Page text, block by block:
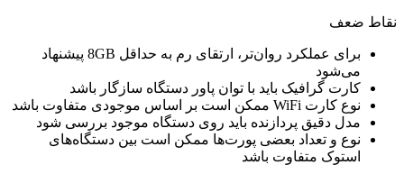
نقاط ضعف
برای عملکرد روان‌تر، ارتقای رم به حداقل 8GB پیشنهاد
می‌شود
کارت گرافیک باید با توان پاور دستگاه سازگار باشد
نوع کارت WiFi ممکن است بر اساس موجودی متفاوت باشد
مدل دقیق پردازنده باید روی دستگاه موجود بررسی شود
نوع و تعداد بعضی پورت‌ها ممکن است بین دستگاه‌های
استوک متفاوت باشد